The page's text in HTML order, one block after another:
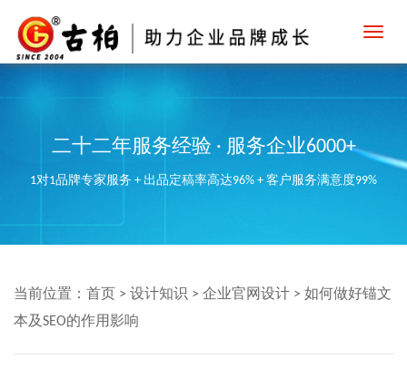
二十二年服务经验 · 服务企业6000+
1对1品牌专家服务 + 出品定稿率高达96% + 客户服务满意度99%
当前位置： 首页 > 设计知识 > 企业官网设计 > 如何做好锚文
本及SEO的作用影响